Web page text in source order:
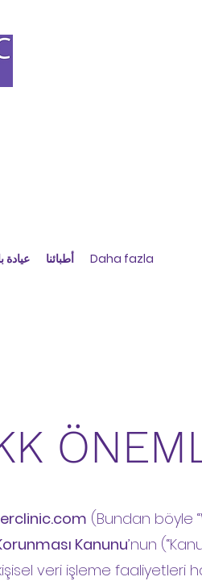
عيادة أطبائنا Daha fazla
(Bundan böyle
Kanunu’nun
veri işleme faaliyetleri